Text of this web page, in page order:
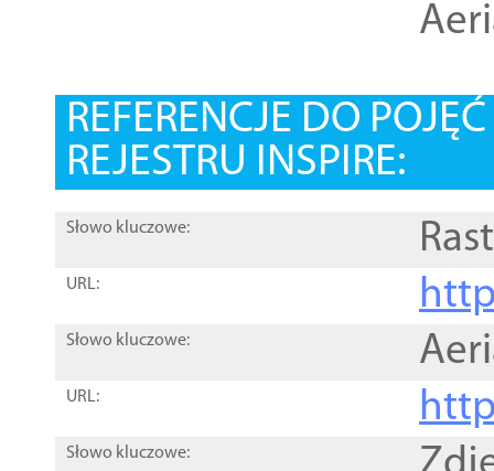
REFERENCJE DO
REJESTRU INSPIRE:
Słowo kluczowe:
URL:
Słowo kluczowe:
URL:
Słowo kluczowe: